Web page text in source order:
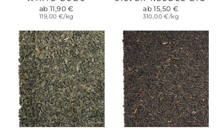
ab 11,90 €
119,00 €/kg
ab 15,50 €
310,00 €/kg